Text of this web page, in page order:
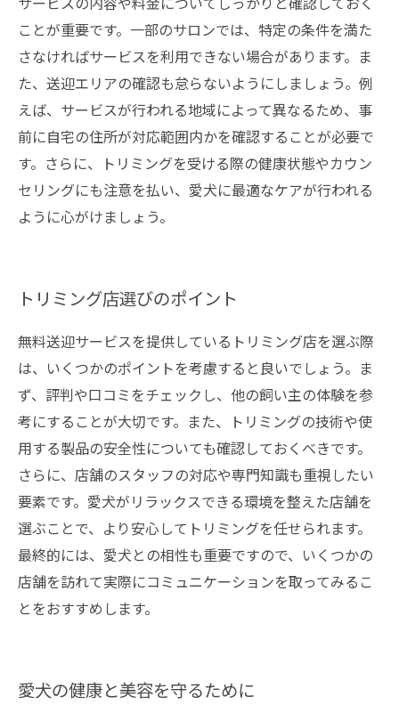
ことが重要です。一部のサロンでは、特定の条件を満た
さなければサービスを利用できない場合があります。ま
た、送迎エリアの確認も怠らないようにしましょう。例
えば、サービスが行われる地域によって異なるため、事
前に自宅の住所が対応範囲内かを確認することが必要で
す。さらに、トリミングを受ける際の健康状態やカウン
セリングにも注意を払い、愛犬に最適なケアが行われる
ように心がけましょう。
トリミング店選びのポイント
無料送迎サービスを提供しているトリミング店を選ぶ際
は、いくつかのポイントを考慮すると良いでしょう。ま
ず、評判や口コミをチェックし、他の飼い主の体験を参
考にすることが大切です。また、トリミングの技術や使
用する製品の安全性についても確認しておくべきです。
さらに、店舗のスタッフの対応や専門知識も重視したい
要素です。愛犬がリラックスできる環境を整えた店舗を
選ぶことで、より安心してトリミングを任せられます。
最終的には、愛犬との相性も重要ですので、いくつかの
店舗を訪れて実際にコミュニケーションを取ってみるこ
とをおすすめします。
愛犬の健康と美容を守るために